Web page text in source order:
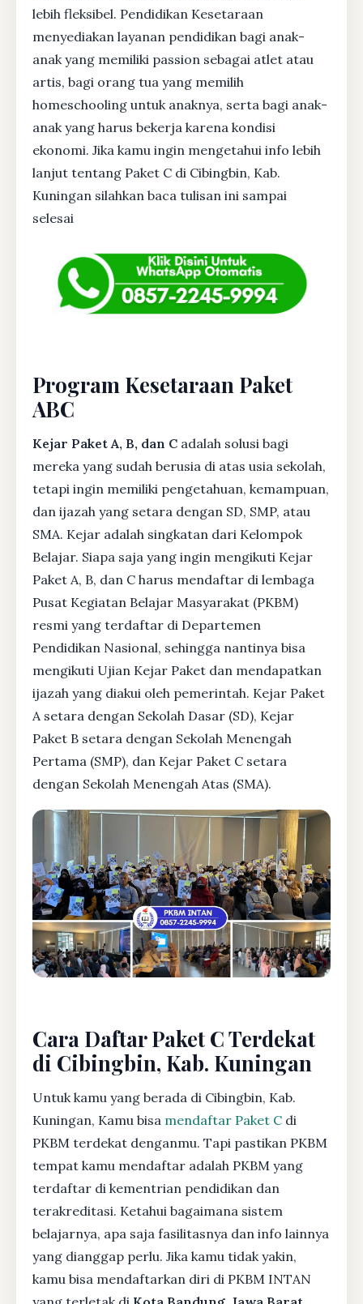
lebih fleksibel. Pendidikan Kesetaraan
menyediakan layanan pendidikan bagi anak-
anak yang memiliki passion sebagai atlet atau
artis, bagi orang tua yang memilih
homeschooling untuk anaknya, serta bagi anak-
anak yang harus bekerja karena kondisi
ekonomi. Jika kamu ingin mengetahui info lebih
lanjut tentang Paket C di Cibingbin, Kab.
Kuningan silahkan baca tulisan ini sampai
selesai
Program Kesetaraan Paket
ABC
Kejar Paket A, B, dan C adalah solusi bagi
mereka yang sudah berusia di atas usia sekolah,
tetapi ingin memiliki pengetahuan, kemampuan,
dan ijazah yang setara dengan SD, SMP, atau
SMA. Kejar adalah singkatan dari Kelompok
Belajar. Siapa saja yang ingin mengikuti Kejar
Paket A, B, dan C harus mendaftar di lembaga
Pusat Kegiatan Belajar Masyarakat (PKBM)
resmi yang terdaftar di Departemen
Pendidikan Nasional, sehingga nantinya bisa
mengikuti Ujian Kejar Paket dan mendapatkan
ijazah yang diakui oleh pemerintah. Kejar Paket
A setara dengan Sekolah Dasar (SD), Kejar
Paket B setara dengan Sekolah Menengah
Pertama (SMP), dan Kejar Paket C setara
dengan Sekolah Menengah Atas (SMA).
Cara Daftar Paket C Terdekat
di Cibingbin, Kab. Kuningan
Untuk kamu yang berada di Cibingbin, Kab.
Kuningan, Kamu bisa mendaftar Paket C di
PKBM terdekat denganmu. Tapi pastikan PKBM
tempat kamu mendaftar adalah PKBM yang
terdaftar di kementrian pendidikan dan
terakreditasi. Ketahui bagaimana sistem
belajarnya, apa saja fasilitasnya dan info lainnya
yang dianggap perlu. Jika kamu tidak yakin,
kamu bisa mendaftarkan diri di PKBM INTAN